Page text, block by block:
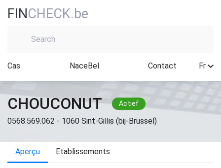
FINCHECK.be
Cas NaceBel Contact Fr
CHOUCONUT Actief
0568.569.062 - 1060 Sint-Gillis (bij-Brussel)
Aperçu Etablissements